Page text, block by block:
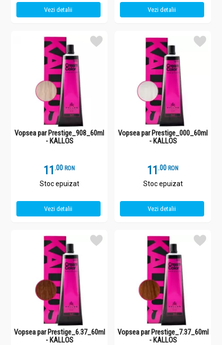
Vezi detalii Vezi detalii
Vopsea par Prestige_908_60ml
- KALLOS
11 .0 RON
Stoc epuizat
Vezi detalii
Vopsea par Prestige_000_60ml
- KALLOS
11 .0 RON
Stoc epuizat
Vezi detalii
Vopsea par Prestige_6.37_60ml
- KALLOS
Vopsea par Prestige_7.37_60ml
- KALLOS